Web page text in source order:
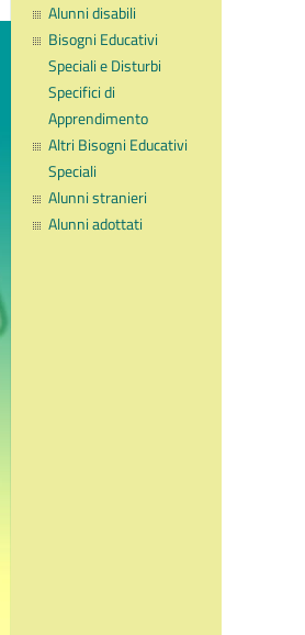
Alunni disabili
Bisogni Educativi
Speciali e Disturbi
Specifici di
Apprendimento
Altri Bisogni Educativi
Speciali
Alunni stranieri
Alunni adottati